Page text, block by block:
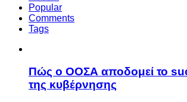
Popular
Comments
Tags
Πώς ο ΟΟΣΑ αποδομεί το
της κυβέρνησης